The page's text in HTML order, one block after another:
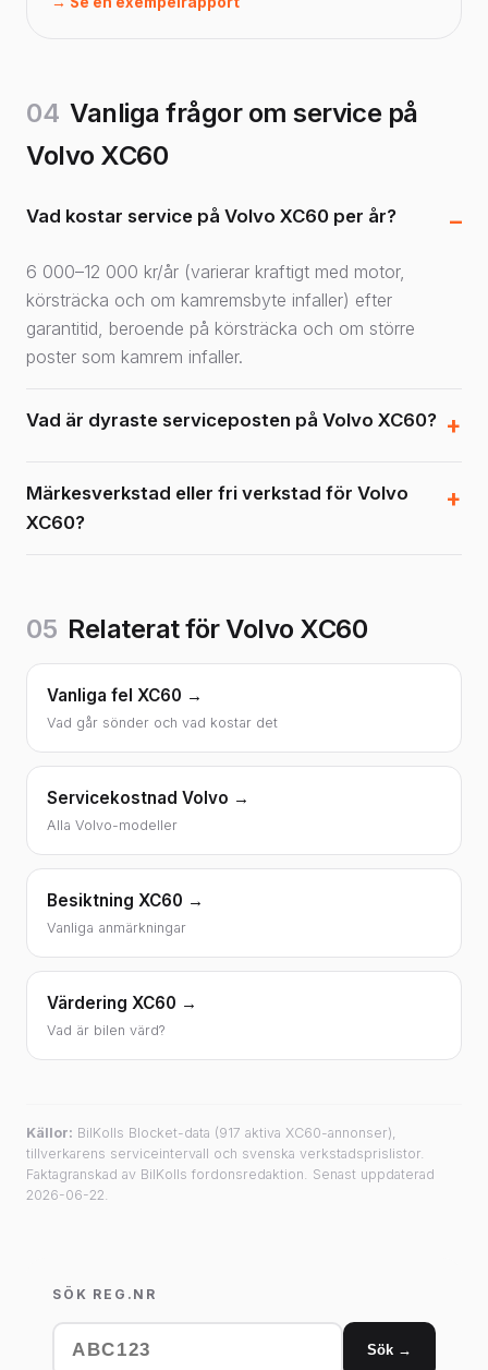
04 Vanliga frågor om service på
Volvo XC60
Vad kostar service på Volvo XC60 per år?
6 000–12 000 kr/år (varierar kraftigt med motor,
körsträcka och om kamremsbyte infaller) efter
garantitid, beroende på körsträcka och om större
poster som kamrem infaller.
Vad är dyraste serviceposten på Volvo XC60?
Märkesverkstad eller fri verkstad för Volvo
XC60?
05 Relaterat för Volvo XC60
Vanliga fel XC60 →
Vad går sönder och vad kostar det
Servicekostnad Volvo →
Alla Volvo-modeller
Besiktning XC60 →
Vanliga anmärkningar
Värdering XC60 →
Vad är bilen värd?
Källor: BilKolls Blocket-data (917 aktiva XC60-annonser),
tillverkarens serviceintervall och svenska verkstadsprislistor.
Faktagranskad av BilKolls fordonsredaktion. Senast uppdaterad
2026-06-22.
SÖK REG.NR
Sök →